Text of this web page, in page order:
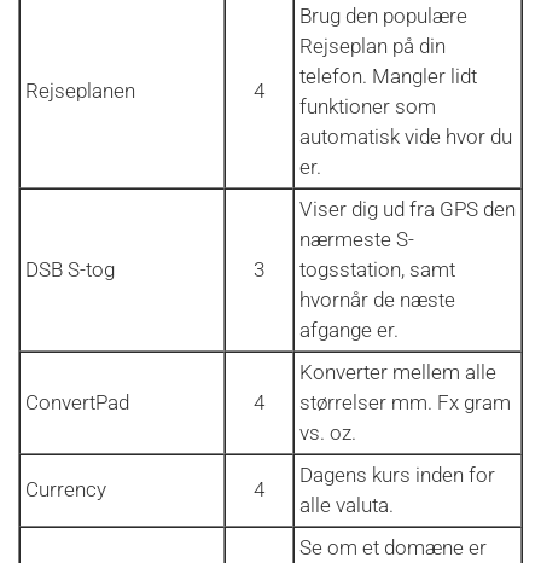
Rejseplanen 4
Brug den populære
Rejseplan på din
telefon. Mangler lidt
funktioner som
automatisk vide hvor du
er.
DSB S-tog 3
Viser dig ud fra GPS den
nærmeste S-
togsstation, samt
hvornår de næste
afgange er.
ConvertPad 4
Konverter mellem alle
størrelser mm. Fx gram
vs. oz.
Currency 4
Dagens kurs inden for
alle valuta.
Se om et domæne er